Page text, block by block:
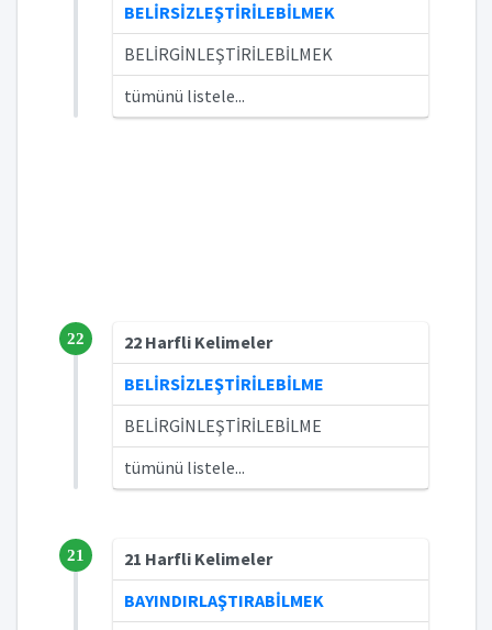
BELİRSİZLEŞTİRİLEBİLMEK
BELİRGİNLEŞTİRİLEBİLMEK
tümünü listele...
22
22 Harfli Kelimeler
BELİRSİZLEŞTİRİLEBİLME
BELİRGİNLEŞTİRİLEBİLME
tümünü listele...
21
21 Harfli Kelimeler
BAYINDIRLAŞTIRABİLMEK